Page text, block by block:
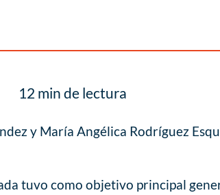
12 min de lectura
y María Angélica Rodríguez
tuvo como objetivo principal